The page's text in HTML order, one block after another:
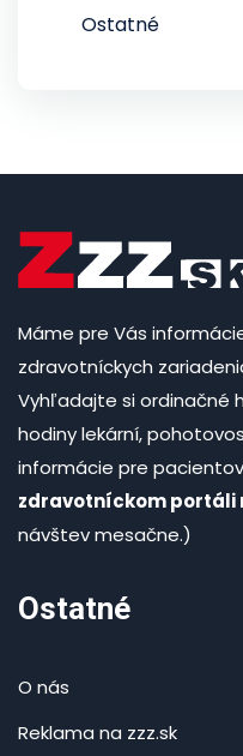
Ostatné
Máme pre Vás
zdravotníckych
Vyhľadajte si ordinačné
hodiny lekární,
informácie pre
zdravotníckom portáli
návštev mesačne.)
Ostatné
O nás
Reklama na zzz.sk